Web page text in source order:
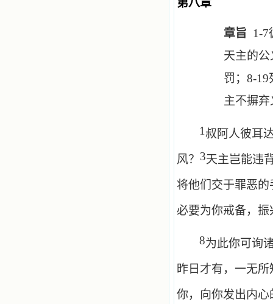
第八章
章旨 1-7
天主的
罚； 8-19
主不摒
1叔阿人彼耳
风？ 3天主岂能违
将他们交于罪恶的
必要为你戒备，
8为此你可询
昨日才有，一无
你，向你发出内心